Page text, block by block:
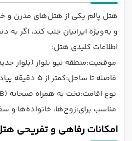
هتل پالم یکی از هتل‌های مدرن و
و به‌ویژه ایرانیان جلب کند، اگر
اطلاعات کلیدی هتل:
موقعیت:منطقه نیو بلوار (بلوار
فاصله تا ساحل:کمتر از ۵ دقیقه پیاده‌روی
نوع اقامت:تخت به همراه صبحانه (BB)
مناسب برای:زوج‌ها، خانواده‌ها و
امکانات رفاهی و تفریحی